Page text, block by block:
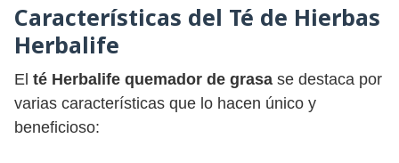
Características del Té de Hierbas
Herbalife
El té Herbalife quemador de grasa se destaca por
varias características que lo hacen único y
beneficioso: